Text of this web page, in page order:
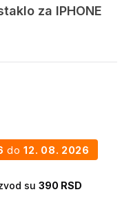
za IPHONE
do 12. 08. 2026
su 390 RSD